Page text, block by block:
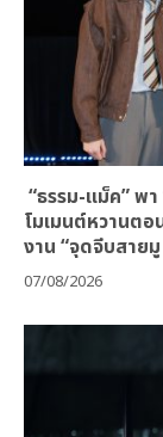
“ธรรม-แม็ค” พ
โมเมนต์หวานต
งาน “จุดจีบสา
07/08/2026